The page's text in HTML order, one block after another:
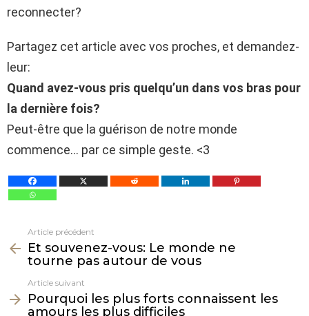
reconnecter?
Partagez cet article avec vos proches, et demandez-
leur:
Quand avez-vous pris quelqu’un dans vos bras pour
la dernière fois?
Peut-être que la guérison de notre monde
commence… par ce simple geste. <3
plus
Article précédent
Et souvenez-vous: Le monde ne
tourne pas autour de vous
Article suivant
Pourquoi les plus forts connaissent les
amours les plus difficiles